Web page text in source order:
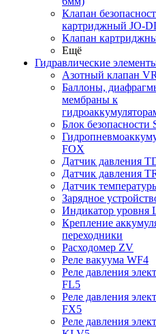
Клапан
картриджный JO-
Клапан
Ещё
Гидравлические
Азотный клапан VR
Баллоны,
мембраны к
Блок безопасности
FOX
Датчик давления
Датчик давления
Датчик
Зарядное
Индикатор уровня
Крепление
переходники
Расходомер ZV
Реле вакуума WF4
Реле давления
FL5
Реле давления
FX5
Реле давления